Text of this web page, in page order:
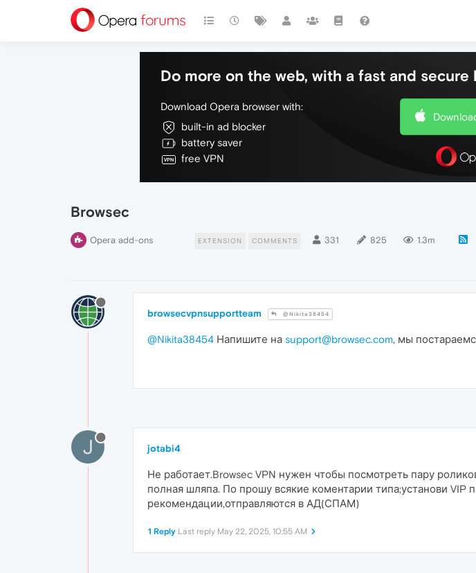
Do more on the web, with a fast and secure
Download Opera browser with:
built-in ad blocker
battery saver
free VPN
Browsec
Opera add-ons EXTENSION COMMENTS 331 825 1.3m
browsecvpnsupportteam @Nikita38454
@Nikita38454 Напишите на support@browsec.com, мы
J jotabi4
Не работает.Browsec VPN нужен чтобы посмотреть пару
полная шляпа. По прошу всякие коментарии типа;установи
рекомендации,отправляются в АД(СПАМ)
1 Reply Last reply May 22, 2025, 10:55 AM